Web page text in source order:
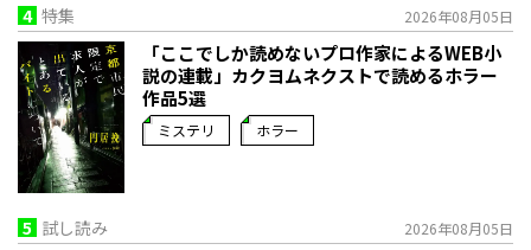
4 特集 2026年08月05日
「ここでしか読めないプロ作家によるWEB小
説の連載」――カクヨムネクストで読めるホラー
作品5選
ミステリ ホラー
5 試し読み 2026年08月05日